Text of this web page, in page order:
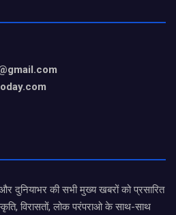
दुनियाभर की सभी मुख्य खबरों को प्रसारित
विरासतों, लोक परंपराओ के साथ-साथ